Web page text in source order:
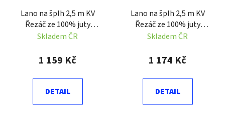
Lano na šplh 2,5 m KV
Řezáč ze 100% juty
průměr 25 mm
Skladem ČR
1 159 Kč
DETAIL
Lano na šplh 2,5 m KV
Řezáč ze 100% juty
průměr 35 mm
Skladem ČR
1 174 Kč
DETAIL